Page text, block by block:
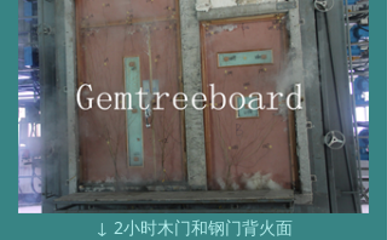
↓ 2小时木门和钢门背火面